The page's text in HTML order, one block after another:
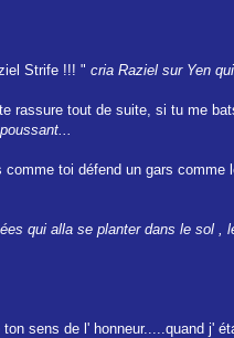
Strife !!! " cria Raziel sur Yen
rassure tout de suite, si tu me
toi défend un gars
qui alla se planter dans le sol
sens de l' honneur.....quand j'